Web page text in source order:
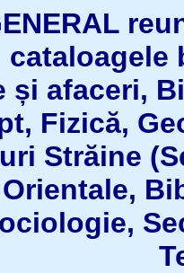
și afaceri,
Fizică,
Străine